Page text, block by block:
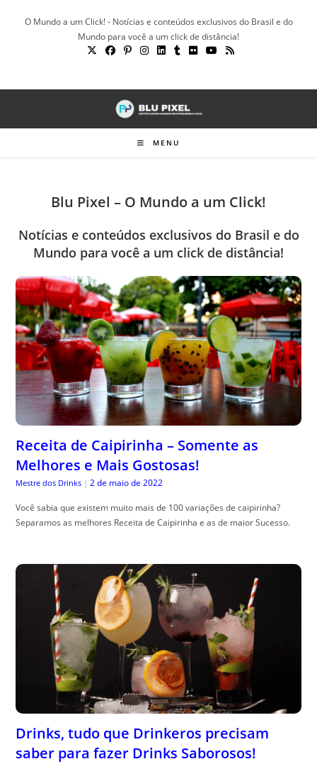
O Mundo a um Click! - Notícias e conteúdos exclusivos do Brasil e do
Mundo para você a um click de distância!
MENU
Blu Pixel – O Mundo a um Click!
Notícias e conteúdos exclusivos do Brasil e do
Mundo para você a um click de distância!
Receita de Caipirinha – Somente as
Melhores e Mais Gostosas!
Mestre dos Drinks | 2 de maio de 2022
Você sabia que existem muito mais de 100 variações de caipirinha?
Separamos as melhores Receita de Caipirinha e as de maior Sucesso.
Drinks, tudo que Drinkeros precisam
saber para fazer Drinks Saborosos!